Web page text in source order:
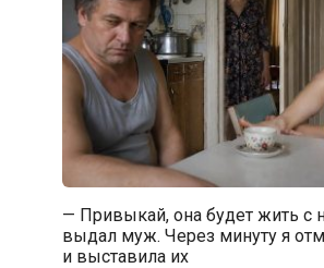
— Привыкай, она будет жить с
выдал муж. Через минуту я
и выставила их